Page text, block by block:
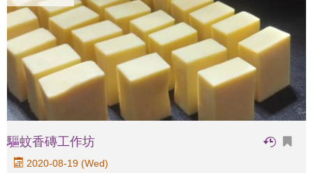
驅蚊香磚工作坊
2020-08-19 (Wed)